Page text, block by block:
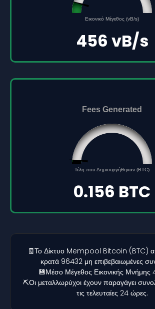
45561691
Εικονικό Μέγεθος (vB/s)
456 vB/s
Fees Generated
Τέλη που Δημιουργήθηκαν (BTC)
0 5
0.156 BTC
🧾Το Δίκτυο Mempool Bitcoin (BTC)
κρατά 96432 μη επιβεβαιωμένες
💾Μέσο Μέγεθος Εικονικής
⛏️Οι μεταλλωρύχοι έχουν παραγάγει
τις τελευταίες 24 ώρες.